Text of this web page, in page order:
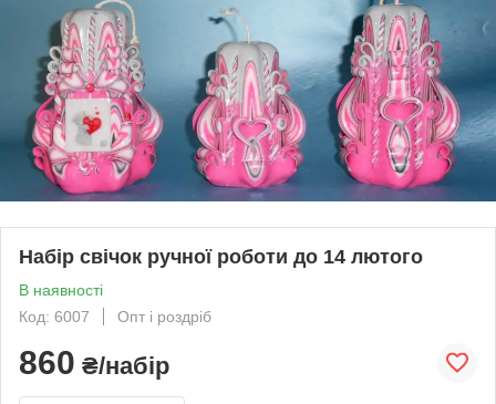
Набір свічок ручної роботи до 14 лютого
В наявності
Код: 6007
Опт і роздріб
860 ₴/набір